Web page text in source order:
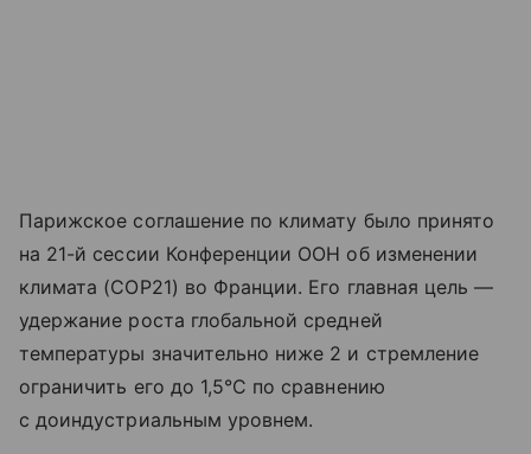
Парижское соглашение по климату было принято
на 21-й сессии Конференции ООН об изменении
климата (COP21) во Франции. Его главная цель —
удержание роста глобальной средней
температуры значительно ниже 2 и стремление
ограничить его до 1,5°C по сравнению
с доиндустриальным уровнем.